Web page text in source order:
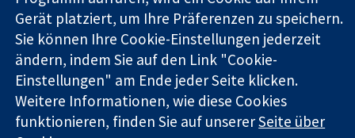
Die Cochrane Collaboration ist eine gemeinützige Organisation
(Nr. 1045921) und in England und in Wales als eine Gesellschaft
mit beschränkter Haftung (Nr. 03044323) registriert.
Umsatzsteuer-Identifikationsnummer GB 718 2127 49.
Copyright © 2026 The Cochrane Collaboration
Bedingungen für die Webseite|Haftungsausschluss|
Gerät platziert, um Ihre Präferenzen zu speichern.
Sie können Ihre Cookie-Einstellungen jederzeit
ändern, indem Sie auf den Link "Cookie-
Einstellungen" am Ende jeder Seite klicken.
Weitere Informationen, wie diese Cookies
funktionieren, finden Sie auf unsererSeite über